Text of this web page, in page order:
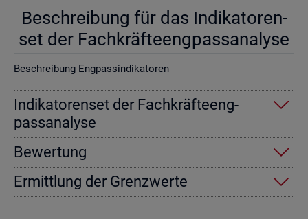
Be­schrei­bung für das In­di­ka­to­ren­
set der Fach­kräf­te­eng­pass­ana­ly­se
Be­schrei­bung Eng­pas­sin­di­ka­to­ren
In­di­ka­to­ren­set der Fach­kräf­te­eng­
pass­ana­ly­se
Be­wer­tung
Er­mitt­lung der Grenz­wer­te